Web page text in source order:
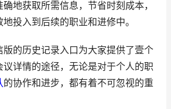
地获取所需信息，节省时刻成本，
投入到后续的职业和进修中。
版的历史记录入口为大家提供了壹个
详情的途径，无论是对于个人的职
的协作和进步，都有着不可忽视的重